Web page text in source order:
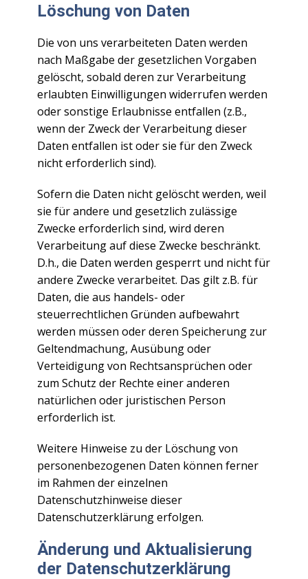
Löschung von Daten
Die von uns verarbeiteten Daten werden
nach Maßgabe der gesetzlichen Vorgaben
gelöscht, sobald deren zur Verarbeitung
erlaubten Einwilligungen widerrufen werden
oder sonstige Erlaubnisse entfallen (z.B.,
wenn der Zweck der Verarbeitung dieser
Daten entfallen ist oder sie für den Zweck
nicht erforderlich sind).
Sofern die Daten nicht gelöscht werden, weil
sie für andere und gesetzlich zulässige
Zwecke erforderlich sind, wird deren
Verarbeitung auf diese Zwecke beschränkt.
D.h., die Daten werden gesperrt und nicht für
andere Zwecke verarbeitet. Das gilt z.B. für
Daten, die aus handels- oder
steuerrechtlichen Gründen aufbewahrt
werden müssen oder deren Speicherung zur
Geltendmachung, Ausübung oder
Verteidigung von Rechtsansprüchen oder
zum Schutz der Rechte einer anderen
natürlichen oder juristischen Person
erforderlich ist.
Weitere Hinweise zu der Löschung von
personenbezogenen Daten können ferner
im Rahmen der einzelnen
Datenschutzhinweise dieser
Datenschutzerklärung erfolgen.
Änderung und Aktualisierung
der Datenschutzerklärung